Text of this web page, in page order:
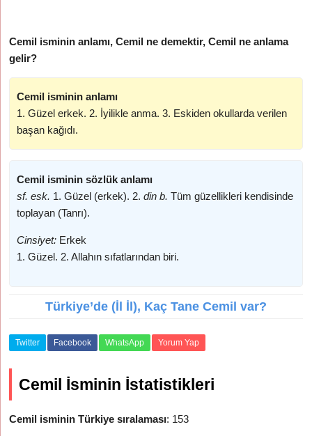
Cemil isminin anlamı, Cemil ne demektir, Cemil ne anlama
gelir?
Cemil isminin anlamı
1. Güzel erkek. 2. İyilikle anma. 3. Eskiden okullarda verilen
başan kağıdı.
Cemil isminin sözlük anlamı
sf. esk. 1. Güzel (erkek). 2.din b. Tüm güzellikleri kendisinde
toplayan (Tanrı).
Cinsiyet: Erkek
1. Güzel. 2. Allahın sıfatlarından biri.
Türkiye’de (İl İl), Kaç Tane Cemil var?
Twitter Facebook WhatsApp Yorum Yap
Cemil İsminin İstatistikleri
Cemil isminin Türkiye sıralaması: 153